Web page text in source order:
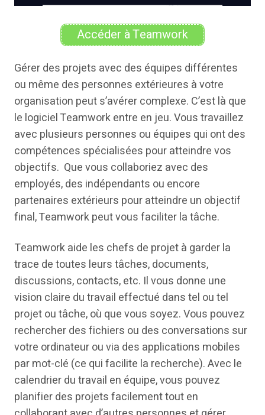
Accéder à Teamwork
Gérer des projets avec des équipes différentes
ou même des personnes extérieures à votre
organisation peut s’avérer complexe. C’est là que
le logiciel Teamwork entre en jeu. Vous travaillez
avec plusieurs personnes ou équipes qui ont des
compétences spécialisées pour atteindre vos
objectifs. Que vous collaboriez avec des
employés, des indépendants ou encore
partenaires extérieurs pour atteindre un objectif
final, Teamwork peut vous faciliter la tâche.
Teamwork aide les chefs de projet à garder la
trace de toutes leurs tâches, documents,
discussions, contacts, etc. Il vous donne une
vision claire du travail effectué dans tel ou tel
projet ou tâche, où que vous soyez. Vous pouvez
rechercher des fichiers ou des conversations sur
votre ordinateur ou via des applications mobiles
par mot-clé (ce qui facilite la recherche). Avec le
calendrier du travail en équipe, vous pouvez
planifier des projets facilement tout en